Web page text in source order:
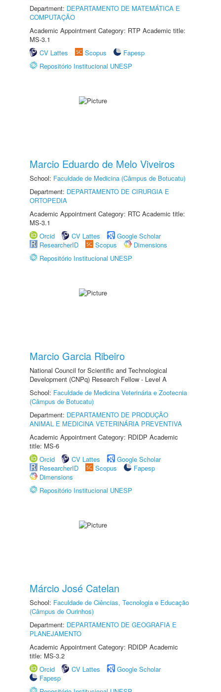
Department: DEPARTAMENTO DE MATEMÁTICA E
COMPUTAÇÃO
Academic Appointment Category: RTP Academic title:
MS-3.1
CV Lattes
Scopus
Fapesp
Repositório Institucional UNESP
Marcio Eduardo de Melo Viveiros
School: Faculdade de Medicina (Câmpus de Botucatu)
Department: DEPARTAMENTO DE CIRURGIA E
ORTOPEDIA
Academic Appointment Category: RTC Academic title:
MS-3.1
Orcid
CV Lattes
Google Scholar
ResearcherID
Scopus
Dimensions
Repositório Institucional UNESP
Marcio Garcia Ribeiro
National Council for Scientific and Technological
Development (CNPq) Research Fellow - Level A
School: Faculdade de Medicina Veterinária e Zootecnia
(Câmpus de Botucatu)
Department: DEPARTAMENTO DE PRODUÇÃO
ANIMAL E MEDICINA VETERINÁRIA PREVENTIVA
Academic Appointment Category: RDIDP Academic
title: MS-6
Orcid
CV Lattes
Google Scholar
ResearcherID
Scopus
Fapesp
Dimensions
Repositório Institucional UNESP
Márcio José Catelan
School: Faculdade de Ciências, Tecnologia e Educação
(Câmpus de Ourinhos)
Department: DEPARTAMENTO DE GEOGRAFIA E
PLANEJAMENTO
Academic Appointment Category: RDIDP Academic
title: MS-3.2
Orcid
CV Lattes
Google Scholar
Fapesp